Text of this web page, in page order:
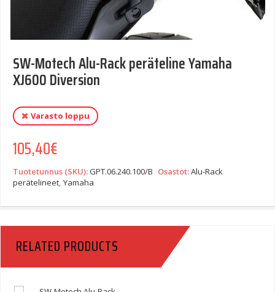
SW-Motech Alu-Rack peräteline Yamaha
XJ600 Diversion
Varasto loppu
105,40€
Tuotetunnus (SKU):GPT.06.240.100/B Osastot:Alu-Rack
perätelineet, Yamaha
RELATED PRODUCTS